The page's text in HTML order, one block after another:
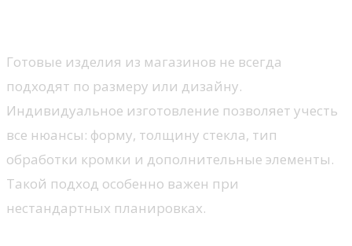
Готовые изделия из магазинов не всегда
подходят по размеру или дизайну.
Индивидуальное изготовление позволяет учесть
все нюансы: форму, толщину стекла, тип
обработки кромки и дополнительные элементы.
Такой подход особенно важен при
нестандартных планировках.